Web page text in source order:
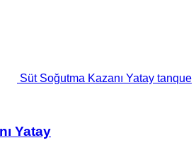
Süt Soğutma Kazanı Yatay tanque
Yatay